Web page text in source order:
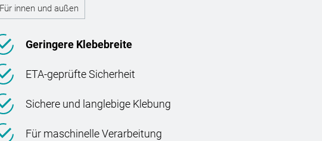
Für innen und außen
Geringere Klebebreite
ETA-geprüfte Sicherheit
Sichere und langlebige Klebung
Für maschinelle Verarbeitung